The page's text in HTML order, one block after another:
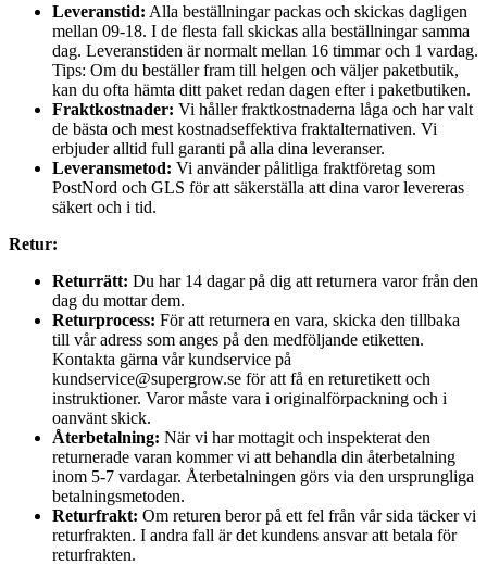
Leveranstid: Alla beställningar packas och skickas dagligen
mellan 09-18. I de flesta fall skickas alla beställningar samma
dag. Leveranstiden är normalt mellan 16 timmar och 1 vardag.
Tips: Om du beställer fram till helgen och väljer paketbutik,
kan du ofta hämta ditt paket redan dagen efter i paketbutiken.
Fraktkostnader: Vi håller fraktkostnaderna låga och har valt
de bästa och mest kostnadseffektiva fraktalternativen. Vi
erbjuder alltid full garanti på alla dina leveranser.
Leveransmetod: Vi använder pålitliga fraktföretag som
PostNord och GLS för att säkerställa att dina varor levereras
säkert och i tid.
Retur:
Returrätt: Du har 14 dagar på dig att returnera varor från den
dag du mottar dem.
Returprocess: För att returnera en vara, skicka den tillbaka
till vår adress som anges på den medföljande etiketten.
Kontakta gärna vår kundservice på
kundservice@supergrow.se för att få en returetikett och
instruktioner. Varor måste vara i originalförpackning och i
oanvänt skick.
Återbetalning: När vi har mottagit och inspekterat den
returnerade varan kommer vi att behandla din återbetalning
inom 5-7 vardagar. Återbetalningen görs via den ursprungliga
betalningsmetoden.
Returfrakt: Om returen beror på ett fel från vår sida täcker vi
returfrakten. I andra fall är det kundens ansvar att betala för
returfrakten.